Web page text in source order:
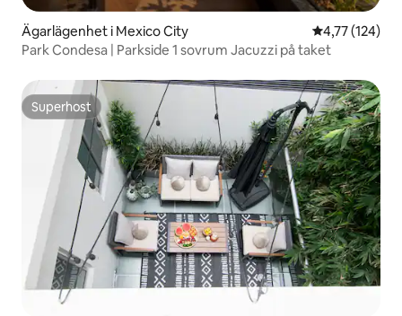
Ägarlägenhet i Mexico City 4,77 av 5 i
4,77 (124)
Park Condesa | Parkside 1 sovrum Jacuzzi på taket
Superhost
Superhost